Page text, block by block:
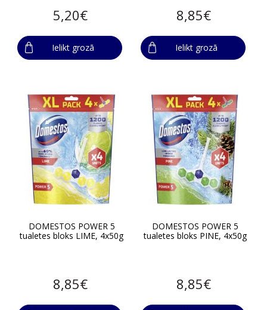
5,20€
Ielikt grozā
8,85€
Ielikt grozā
DOMESTOS POWER 5
tualetes bloks LIME, 4x50g
8,85€
DOMESTOS POWER 5
tualetes bloks PINE, 4x50g
8,85€